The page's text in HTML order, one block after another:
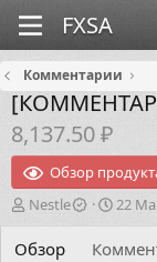
Комментарии
8,137.50 ₽
Обзор
А
т
Nestle
Д
т
22
Обзор